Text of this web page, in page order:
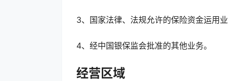
3、国家法律、法规允许的保险资金运用业
4、经中国银保监会批准的其他业务。
经营区域